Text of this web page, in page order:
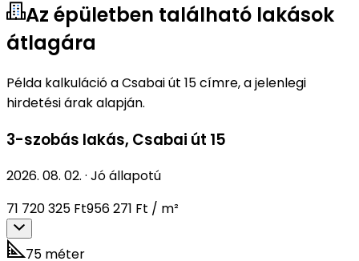
Az épületben található lakások
átlagára
Példa kalkuláció a Csabai út 15 címre, a jelenlegi
hirdetési árak alapján.
3-szobás lakás, Csabai út 15
2026. 08. 02. · Jó állapotú
71 720 325 Ft956 271 Ft / m²
75 méter